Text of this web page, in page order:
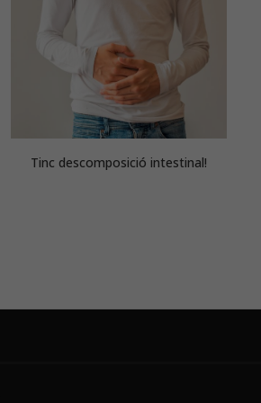
Tinc descomposició intestinal!